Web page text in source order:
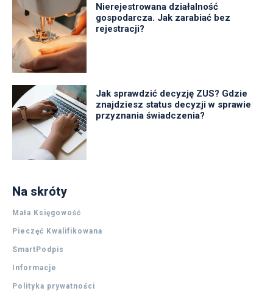
Nierejestrowana działalność
gospodarcza. Jak zarabiać bez
rejestracji?
Jak sprawdzić decyzję ZUS? Gdzie
znajdziesz status decyzji w sprawie
przyznania świadczenia?
Na skróty
Mała Księgowość
Pieczęć Kwalifikowana
SmartPodpis
Informacje
Polityka prywatności